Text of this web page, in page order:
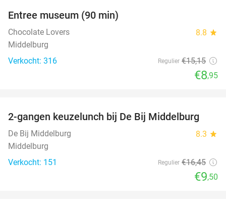
Entree museum (90 min)
Chocolate Lovers 8.8 star
Middelburg
Verkocht: 316
Regulier €15,15
€8,95
42%
2-gangen keuzelunch bij De Bij Middelburg
De Bij Middelburg 8.3 star
Middelburg
Verkocht: 151
Regulier €16,45
€9,50